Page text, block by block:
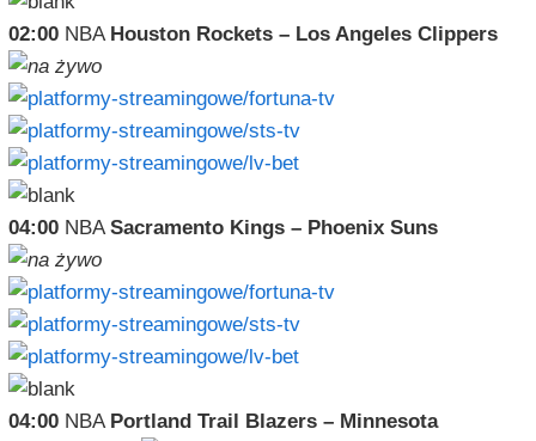
02:00NBA Houston Rockets – Los Angeles Clippers
04:00NBASacramento Kings – Phoenix Suns
04:00NBA Portland Trail Blazers – Minnesota